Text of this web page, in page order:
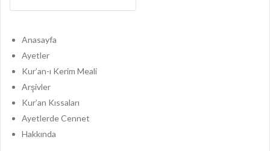
a
a
Anasayfa
Ayetler
Kur’an-ı Kerim Meali
Arşivler
Kur’an Kıssaları
Ayetlerde Cennet
Hakkında